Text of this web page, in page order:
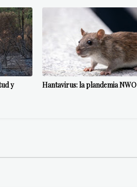
y
Hantavirus: la plandemia NWO